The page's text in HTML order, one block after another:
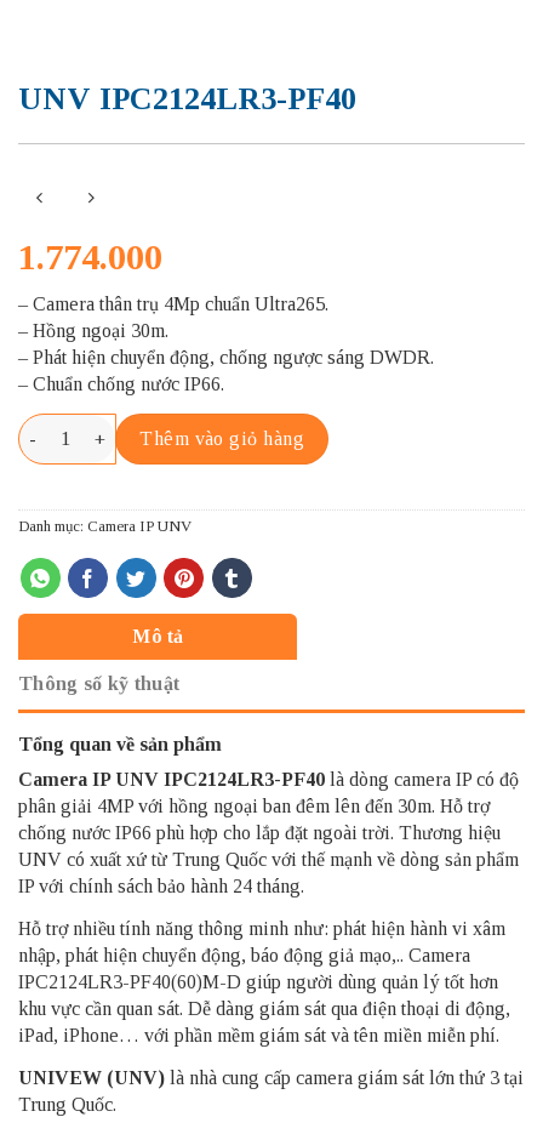
UNV IPC2124LR3-PF40
1.774.000
– Camera thân trụ 4Mp chuẩn Ultra265.
– Hồng ngoại 30m.
– Phát hiện chuyển động, chống ngược sáng DWDR.
– Chuẩn chống nước IP66.
UNV IPC2124LR3-PF40 số lượng
Thêm vào giỏ hàng
Danh mục: Camera IP UNV
Mô tả
Thông số kỹ thuật
Tổng quan về sản phẩm
Camera IP UNV IPC2124LR3-PF40 là dòng camera IP có độ
phân giải 4MP với hồng ngoại ban đêm lên đến 30m. Hỗ trợ
chống nước IP66 phù hợp cho lắp đặt ngoài trời. Thương hiệu
UNV có xuất xứ từ Trung Quốc với thế mạnh về dòng sản phẩm
IP với chính sách bảo hành 24 tháng.
Hỗ trợ nhiều tính năng thông minh như: phát hiện hành vi xâm
nhập, phát hiện chuyển động, báo động giả mạo,.. Camera
IPC2124LR3-PF40(60)M-D giúp người dùng quản lý tốt hơn
khu vực cần quan sát. Dễ dàng giám sát qua điện thoại di động,
iPad, iPhone… với phần mềm giám sát và tên miền miễn phí.
UNIVEW (UNV) là nhà cung cấp camera giám sát lớn thứ 3 tại
Trung Quốc.